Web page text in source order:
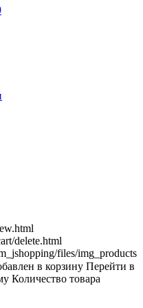
delete.html
files/img_products
в корзину Перейти в
Количество товара